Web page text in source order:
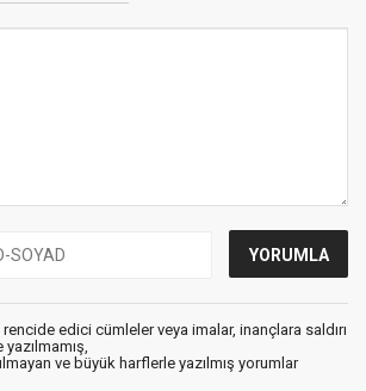
edici cümleler veya imalar, inançlara saldırı
ve büyük harflerle yazılmış yorumlar